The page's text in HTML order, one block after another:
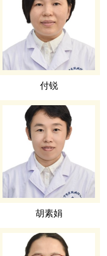
付锐
胡素娟